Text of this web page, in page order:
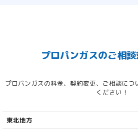
プロパンガスのご相
プロパンガスの料金、契約変更、ご相談に
ください！
東北地方